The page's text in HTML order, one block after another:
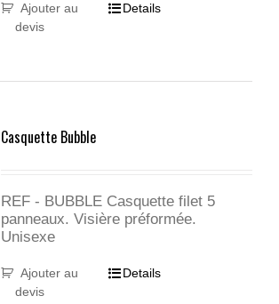
Ajouter au
devis
Details
Casquette Bubble
REF - BUBBLE Casquette filet 5
panneaux. Visière préformée.
Unisexe
Ajouter au
devis
Details